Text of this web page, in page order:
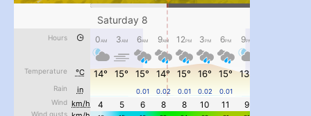
#PipIvanToday...
pimrec_project